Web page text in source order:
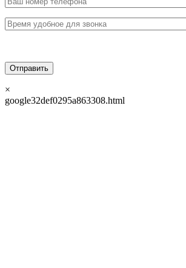
×
google32def0295a863308.html